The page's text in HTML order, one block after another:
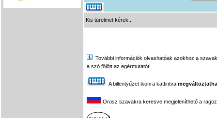
Kis türelmet kérek...
További információk olvashatóak azokhoz a
a szó fölött az egérmutatót!
A billentyűzet ikonra kattintva
Orosz szavakra keresve megjeleníthető a